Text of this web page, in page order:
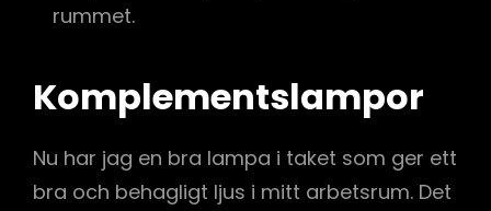
rummet.
Komplementslampor
Nu har jag en bra lampa i taket som ger ett
bra och behagligt ljus i mitt arbetsrum. Det